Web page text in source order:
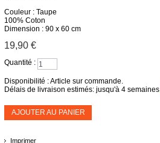
Couleur : Taupe
100% Coton
Dimension : 90 x 60 cm
19,90 €
Quantité :
Disponibilité :Article sur commande.
Délais de livraison estimés: jusqu'à 4 semaines
AJOUTER AU PANIER
Imprimer